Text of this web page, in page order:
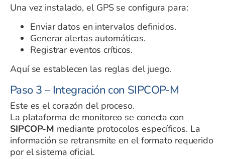
Una vez instalado, el GPS se configura para:
Enviar datos en intervalos definidos.
Generar alertas automáticas.
Registrar eventos críticos.
Aquí se establecen las reglas del juego.
Paso 3 – Integración con SIPCOP-M
Este es el corazón del proceso.
La plataforma de monitoreo se conecta con
SIPCOP-M mediante protocolos específicos. La
información se retransmite en el formato requerido
por el sistema oficial.